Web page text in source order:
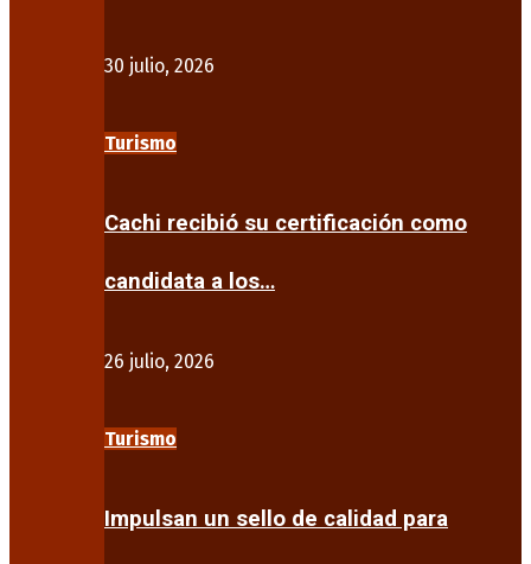
30 julio, 2026
Turismo
Cachi recibió su certificación como
candidata a los…
26 julio, 2026
Turismo
Impulsan un sello de calidad para